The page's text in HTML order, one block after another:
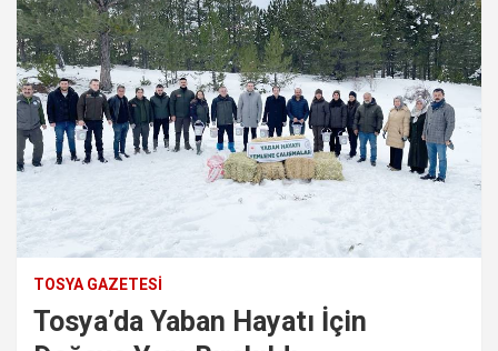
TOSYA GAZETESI
Tosya’da Yaban Hayatı İçin